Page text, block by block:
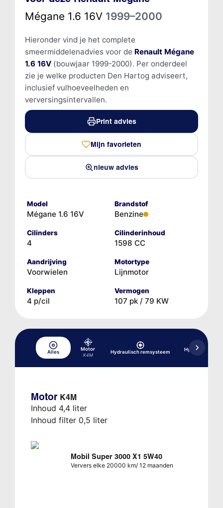
Mégane 1.6 16V 1999–2000
Hieronder vind je het complete
smeermiddelenadvies voor de Renault Mégane
1.6 16V(bouwjaar 1999-2000). Per onderdeel
zie je welke producten Den Hartog adviseert,
inclusief vulhoeveelheden en
verversingsintervallen.
Print advies
Mijn favorieten
nieuw advies
Model
Mégane 1.6 16V
Brandstof
Benzine
Cilinders
4
Cilinderinhoud
1598 CC
Aandrijving
Voorwielen
Motortype
Lijnmotor
Kleppen
4 p/cil
Vermogen
107 pk / 79 KW
Alles
Motor
K4M
Hydraulisch remsysteem
Hydraulisch
Motor K4M
Inhoud 4,4 liter
Inhoud filter 0,5 liter
Mobil Super 3000 X1 5W40
Ververs elke 20000 km/ 12 maanden